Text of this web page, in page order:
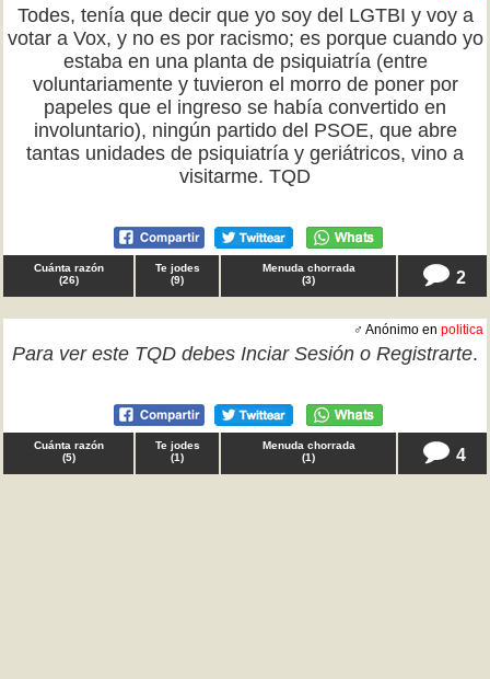
Todes, tenía que decir que yo soy del LGTBI y voy a
votar a Vox, y no es por racismo; es porque cuando yo
estaba en una planta de psiquiatría (entre
voluntariamente y tuvieron el morro de poner por
papeles que el ingreso se había convertido en
involuntario), ningún partido del PSOE, que abre
tantas unidades de psiquiatría y geriátricos, vino a
visitarme. TQD
Cuánta razón
(26)
Te jodes
(9)
Menuda chorrada
(3) 2
♂ Anónimo en politica
Para ver este TQD debes Inciar Sesión o Registrarte.
Cuánta razón
(5)
Te jodes
(1)
Menuda chorrada
(1) 4